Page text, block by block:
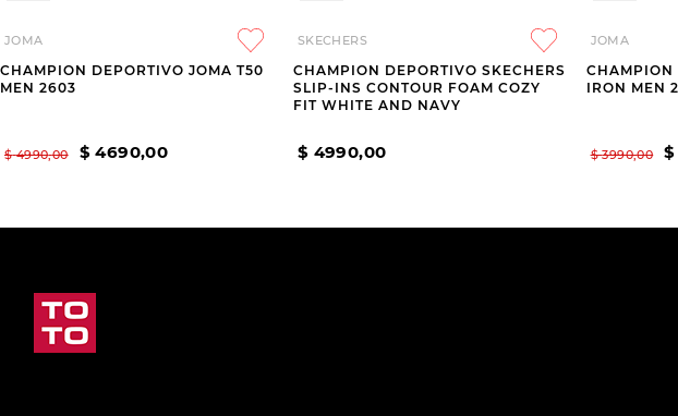
JOMA
CHAMPION DEPORTIVO JOMA T50
MEN 2603
$ 4990,00 $ 4690,00
SKECHERS
CHAMPION DEPORTIVO SKECHERS
SLIP-INS CONTOUR FOAM COZY
FIT WHITE AND NAVY
$ 4990,00
JOMA
CHAMPION
IRON MEN
$ 3990,00 $